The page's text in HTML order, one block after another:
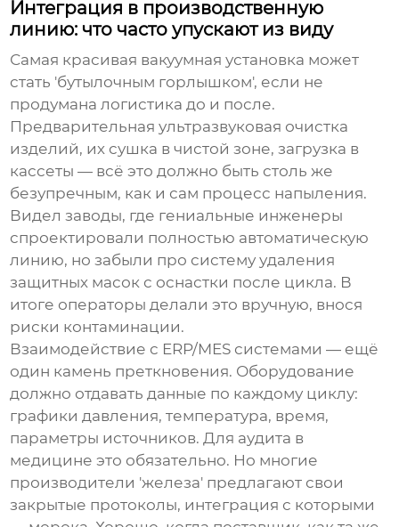
Интеграция в производственную
линию: что часто упускают из виду
Самая красивая вакуумная установка может
стать 'бутылочным горлышком', если не
продумана логистика до и после.
Предварительная ультразвуковая очистка
изделий, их сушка в чистой зоне, загрузка в
кассеты — всё это должно быть столь же
безупречным, как и сам процесс напыления.
Видел заводы, где гениальные инженеры
спроектировали полностью автоматическую
линию, но забыли про систему удаления
защитных масок с оснастки после цикла. В
итоге операторы делали это вручную, внося
риски контаминации.
Взаимодействие с ERP/MES системами — ещё
один камень преткновения. Оборудование
должно отдавать данные по каждому циклу:
графики давления, температура, время,
параметры источников. Для аудита в
медицине это обязательно. Но многие
производители 'железа' предлагают свои
закрытые протоколы, интеграция с которыми